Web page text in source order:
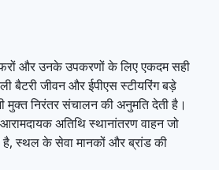
और उनके उपकरणों के लिए एकदम सही
बैटरी जीवन और ईपीएस स्टीयरिंग बड़े
मुक्त निरंतर संचालन की अनुमति देती है।
अतिथि स्थानांतरण वाहन जो
है, स्थल के सेवा मानकों और ब्रांड की